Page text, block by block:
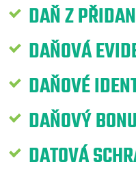
DAŇ Z
DAŇOVÁ
DAŇOVÉ
DAŇOVÝ
DATOVÁ